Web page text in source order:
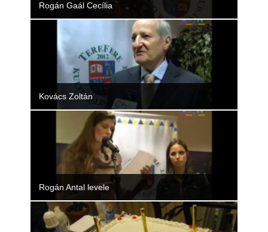
Rogán Gaál Cecília
Kovács Zoltán
Rogán Antal levele